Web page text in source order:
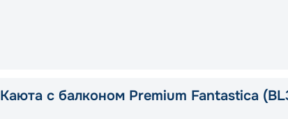
Каюта с балконом Premium Fantastica